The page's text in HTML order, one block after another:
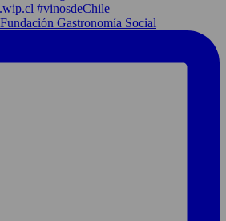
Gastronomía Social